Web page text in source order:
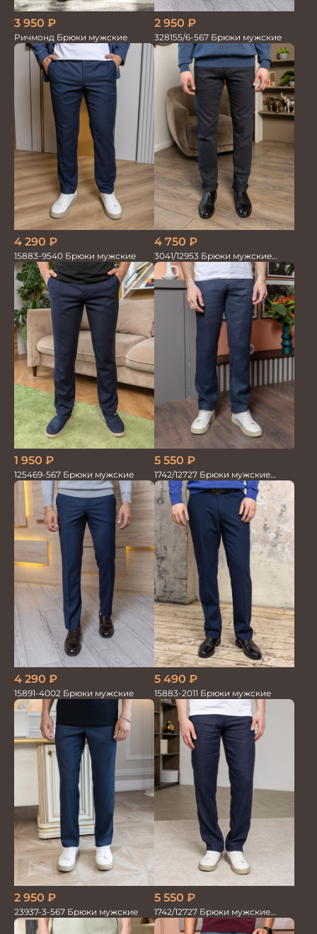
3 950 ₽
Ричмонд Брюки мужские
2 950 ₽
328155/6-567 Брюки мужские
4 290 ₽
15883-9540 Брюки мужские
4 750 ₽
3041/12953 Брюки мужские
парламент
1 950 ₽
125469-567 Брюки мужские
5 550 ₽
1742/12727 Брюки мужские
100%лён син
4 290 ₽
15891-4002 Брюки мужские
5 490 ₽
15883-2011 Брюки мужские
2 950 ₽
23937-3-567 Брюки мужские
5 550 ₽
1742/12727 Брюки мужские
100%лён т.син